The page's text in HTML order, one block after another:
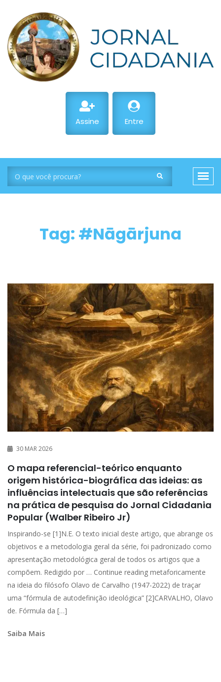
Assine Entre
Tag: #Nāgārjuna
30 MAR 2026
O mapa referencial-teórico enquanto
origem histórica-biográfica das ideias: as
influências intelectuais que são referências
na prática de pesquisa do Jornal Cidadania
Popular (Walber Ribeiro Jr)
Inspirando-se [1]N.E. O texto inicial deste artigo, que abrange os
objetivos e a metodologia geral da série, foi padronizado como
apresentação metodológica geral de todos os artigos que a
compõem. Redigido por … Continue reading metaforicamente
na ideia do filósofo Olavo de Carvalho (1947-2022) de traçar
uma “fórmula de autodefinição ideológica” [2]CARVALHO, Olavo
de. Fórmula da […]
Saiba Mais